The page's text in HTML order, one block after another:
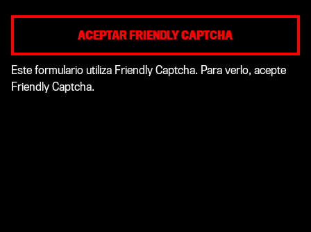
ACEPTAR FRIENDLY CAPTCHA
Este formulario utiliza Friendly Captcha. Para verlo, acepte
Friendly Captcha.